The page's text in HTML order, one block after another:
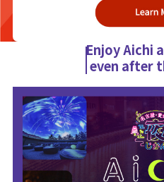
Enjoy Aichi
even after